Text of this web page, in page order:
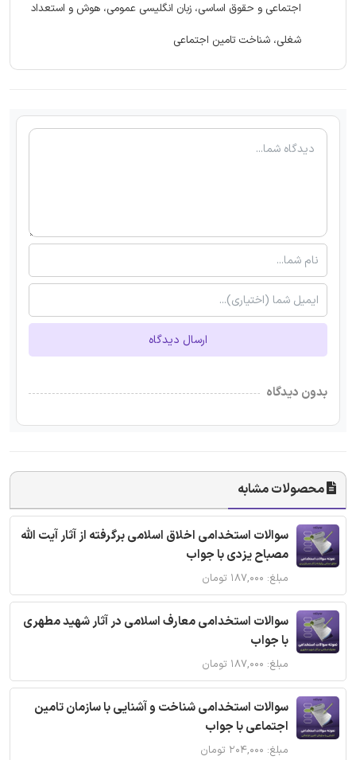
اجتماعی و حقوق اساسی، زبان انگلیسی عمومی، هوش و استعداد
شغلی، شناخت تامین اجتماعی
ارسال دیدگاه
بدون دیدگاه
محصولات مشابه
سوالات استخدامی اخلاق اسلامی برگرفته از آثار آیت الله
مصباح یزدی با جواب
مبلغ: ۱۸۷,۰۰۰ تومان
سوالات استخدامی معارف اسلامی در آثار شهید مطهری
با جواب
مبلغ: ۱۸۷,۰۰۰ تومان
سوالات استخدامی شناخت و آشنایی با سازمان تامین
اجتماعی با جواب
مبلغ: ۲۰۴,۰۰۰ تومان